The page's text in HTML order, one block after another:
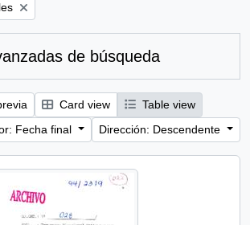
de búsqueda
Card view
Table view
Fecha final
Dirección: Descendente